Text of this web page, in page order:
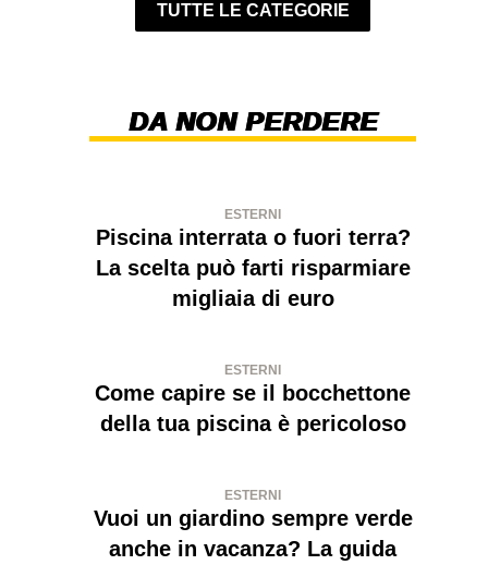
TUTTE LE CATEGORIE
DA NON PERDERE
ESTERNI
Piscina interrata o fuori terra?
La scelta può farti risparmiare
migliaia di euro
ESTERNI
Come capire se il bocchettone
della tua piscina è pericoloso
ESTERNI
Vuoi un giardino sempre verde
anche in vacanza? La guida